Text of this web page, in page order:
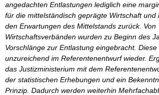
angedachten Entlastungen lediglich eine
für die mittelständisch geprägte Wirtschaft und
den Erwartungen des Mittelstands zurück. Von
Wirtschaftsverbänden wurden zu Beginn des
Vorschlänge zur Entlastung eingebracht.
unzureichend im Referentenentwurf wieder.
das Justizministerium mit dem
der statistischen Erhebungen und ein
Prinzip. Dadurch werden weiterhin